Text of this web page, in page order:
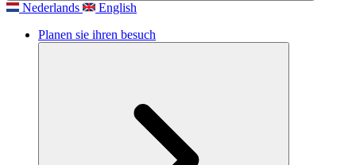
Nederlands
English
Planen sie ihren besuch